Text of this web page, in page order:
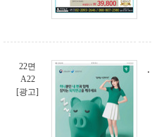
22면
A22
[광고]